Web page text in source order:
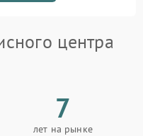
центра
7
лет на рынке